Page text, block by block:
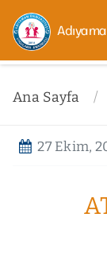
Ana Sayfa
27 Ekim,